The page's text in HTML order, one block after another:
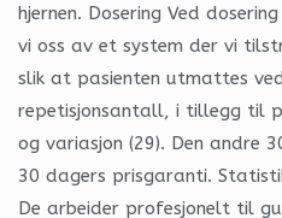
hjernen. Dosering Ved
vi oss av et system der vi
slik at pasienten utmattes
repetisjonsantall, i tillegg til
og variasjon (29). Den andre
30 dagers prisgaranti.
De arbeider profesjonelt til